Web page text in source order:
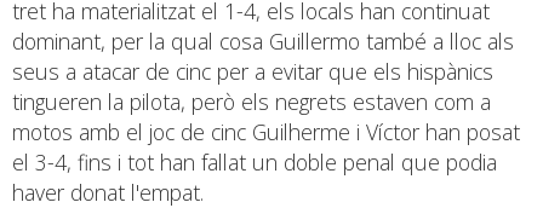
tret ha materialitzat el 1-4, els locals han continuat
dominant, per la qual cosa Guillermo també a lloc als
seus a atacar de cinc per a evitar que els hispànics
tingueren la pilota, però els negrets estaven com a
motos amb el joc de cinc Guilherme i Víctor han posat
el 3-4, fins i tot han fallat un doble penal que podia
haver donat l'empat.